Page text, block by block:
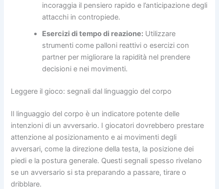
incoraggia il pensiero rapido e l’anticipazione degli
attacchi in contropiede.
Esercizi di tempo di reazione: Utilizzare
strumenti come palloni reattivi o esercizi con
partner per migliorare la rapidità nel prendere
decisioni e nei movimenti.
Leggere il gioco: segnali dal linguaggio del corpo
Il linguaggio del corpo è un indicatore potente delle
intenzioni di un avversario. I giocatori dovrebbero prestare
attenzione al posizionamento e ai movimenti degli
avversari, come la direzione della testa, la posizione dei
piedi e la postura generale. Questi segnali spesso rivelano
se un avversario si sta preparando a passare, tirare o
dribblare.